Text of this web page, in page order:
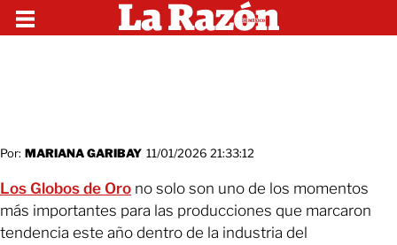
Por: MARIANA GARIBAY 11/01/2026 21:33:12
Los Globos de Oro no solo son uno de los momentos
más importantes para las producciones que marcaron
tendencia este año dentro de la industria del